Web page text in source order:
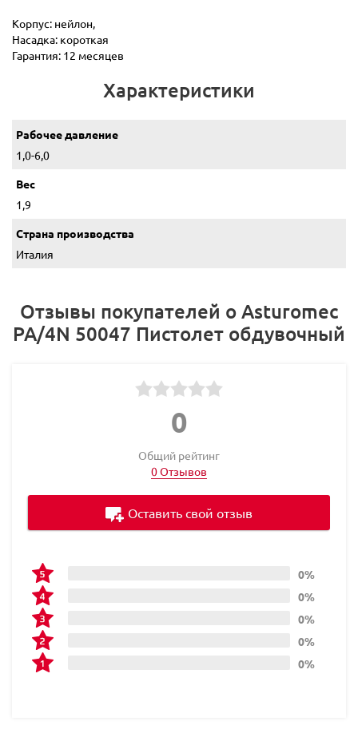
Корпус: нейлон,
Насадка: короткая
Гарантия: 12 месяцев
Характеристики
Рабочее давление
1,0-6,0
Вес
1,9
Страна производства
Италия
Отзывы покупателей о Asturomec
PA/4N 50047 Пистолет обдувочный
0
Общий рейтинг
0 Отзывов
0%
0%
0%
0%
0%
Оставить свой отзыв